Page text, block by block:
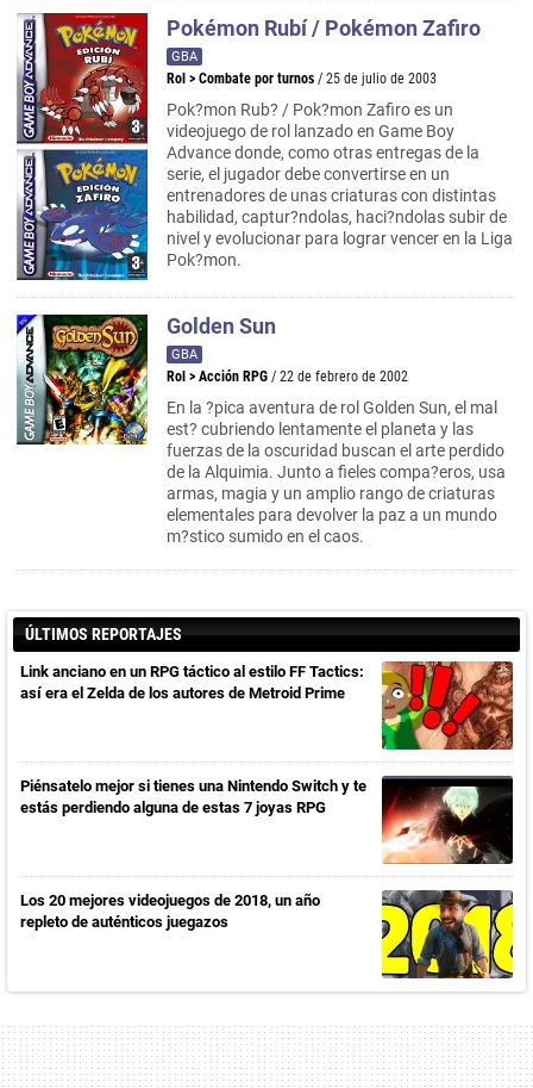
Pokémon Rubí / Pokémon Zafiro
GBA
Rol > Combate por turnos / 25 de julio de 2003
Pok?mon Rub? / Pok?mon Zafiro es un
videojuego de rol lanzado en Game Boy
Advance donde, como otras entregas de la
serie, el jugador debe convertirse en un
entrenadores de unas criaturas con distintas
habilidad, captur?ndolas, haci?ndolas subir de
nivel y evolucionar para lograr vencer en la Liga
Pok?mon.
Golden Sun
GBA
Rol > Acción RPG / 22 de febrero de 2002
En la ?pica aventura de rol Golden Sun, el mal
est? cubriendo lentamente el planeta y las
fuerzas de la oscuridad buscan el arte perdido
de la Alquimia. Junto a fieles compa?eros, usa
armas, magia y un amplio rango de criaturas
elementales para devolver la paz a un mundo
m?stico sumido en el caos.
ÚLTIMOS REPORTAJES
Link anciano en un RPG táctico al estilo FF Tactics:
así era el Zelda de los autores de Metroid Prime
Piénsatelo mejor si tienes una Nintendo Switch y te
estás perdiendo alguna de estas 7 joyas RPG
Los 20 mejores videojuegos de 2018, un año
repleto de auténticos juegazos